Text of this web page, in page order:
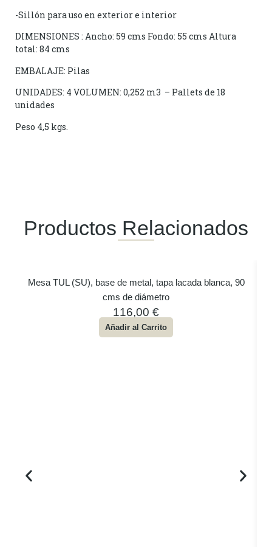
-Sillón para uso en exterior e interior
DIMENSIONES : Ancho: 59 cms Fondo: 55 cms Altura
total: 84 cms
EMBALAJE: Pilas
UNIDADES: 4 VOLUMEN: 0,252 m3 – Pallets de 18
unidades
Peso 4,5 kgs.
Productos Relacionados
Mesa TUL (SU), base de metal, tapa lacada blanca, 90
cms de diámetro
116,00 €
Añadir al Carrito